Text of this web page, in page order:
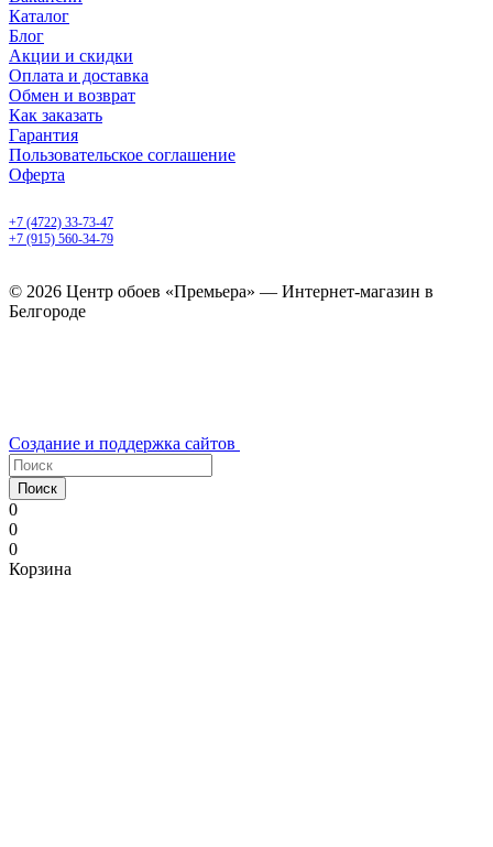
Каталог
Блог
Акции и скидки
Оплата и доставка
Обмен и возврат
Как заказать
Гарантия
Пользовательское соглашение
Оферта
+7 (4722) 33-73-47
+7 (915) 560-34-79
© 2026 Центр обоев «Премьера» — Интернет-магазин в
Белгороде
Создание и поддержка сайтов
Поиск
0
0
0
Корзина